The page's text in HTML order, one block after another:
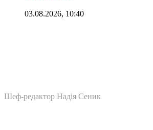
03.08.2026, 10:40
Шеф-редактор Надія Сеник